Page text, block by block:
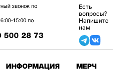
звонок по
15:00 по
500 28 73
Есть
вопросы?
Напишите
нам
ИНФОРМАЦИЯ МЕРЧ